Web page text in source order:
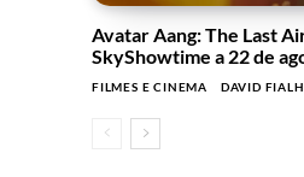
Avatar Aang: The Last
SkyShowtime a 22 de
FILMES E CINEMA DAVID